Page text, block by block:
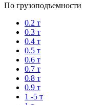
По грузоподъемности
0.2 т
0.3 т
0.4 т
0.5 т
0.6 т
0.7 т
0.8 т
0.9 т
1 -5 т